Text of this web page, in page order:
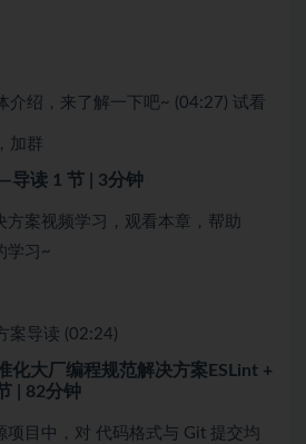
介绍，来了解一下吧~ (04:27) 试看
加群
导读 1 节 | 3分钟
方案视频学习，观看本章，帮助
学习~
案导读 (02:24)
化大厂编程规范解决方案ESLint +
| 82分钟
项目中，对 代码格式与 Git 提交均